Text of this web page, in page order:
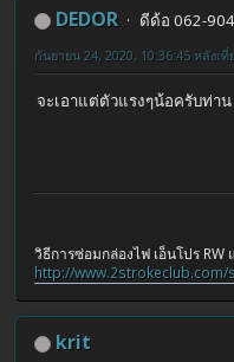
DEDOR
ดีด้อ 062-
กันยายน 24, 2020, 10:36:45 หลังเที่
จะเอาแต่ตัวแรงๆน้อครับท่าน
วิธีการซ่อมกล่องไฟ เอ็นโปร RW
http://
krit